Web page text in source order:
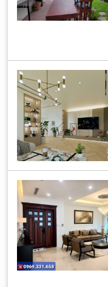
Tận hưởng và trân quý
yên bình giữa một
tầng).
-Các loại Căn Hộ:
* Khu căn Hộ
Chung cưWest Bay
Đối diện West Bay là
Với vị trí ngay sát
1. Học viện Golf EPGA
2. Khu công viên ven
3. Khu liên hợp thể
4. Trường liên cấp
5. Khu trung tâm
Với hàng loạt các tiện
khám y tế cộng đồng,
- 4 tòa Căn hộ (